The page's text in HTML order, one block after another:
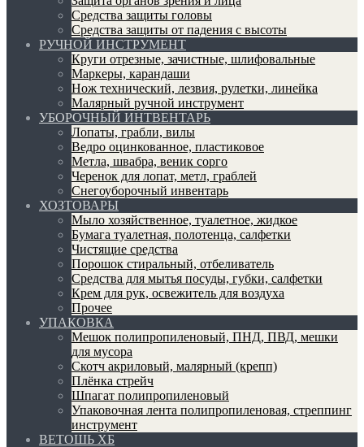
Средства защиты головы
Средства защиты от падения с высоты
РУЧНОЙ ИНСТРУМЕНТ
Круги отрезные, зачистные, шлифовальные
Маркеры, карандаши
Нож технический, лезвия, рулетки, линейка
Малярный ручной инструмент
УБОРОЧНЫЙ ИНТВЕНТАРЬ
Лопаты, грабли, вилы
Ведро оцинкованное, пластиковое
Метла, швабра, веник сорго
Черенок для лопат, метл, граблей
Снегоуборочный инвентарь
ХОЗТОВАРЫ
Мыло хозяйственное, туалетное, жидкое
Бумага туалетная, полотенца, салфетки
Чистящие средства
Порошок стиральный, отбеливатель
Средства для мытья посуды, губки, салфетки
Крем для рук, освежитель для воздуха
Прочее
УПАКОВКА
Мешок полипропиленовый, ПНД, ПВД, мешки
для мусора
Скотч акриловый, малярный (крепп)
Плёнка стрейч
Шпагат полипропиленовый
Упаковочная лента полипропиленовая, стреппинг
инструмент
ВЕТОШЬ ХБ